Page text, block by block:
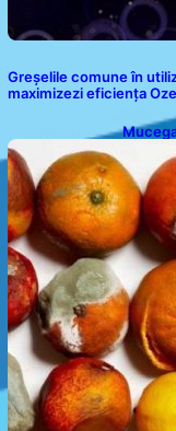
Greșelile comune în
maximizezi eficiența